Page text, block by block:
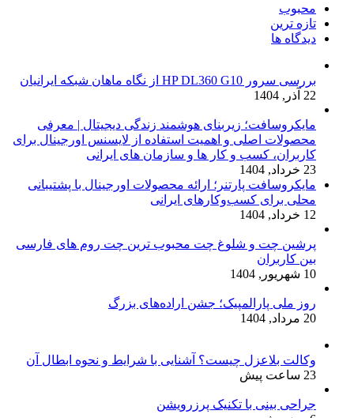
محبوب
تازه ترین
دیدگاه ها
بررسی سرور HP DL360 G10 از نگاه ماهان شبکه ایرانیان
22 آذر, 1404
مایکروسافت؛ زیربنای هوشمند زندگی دیجیتال | معرفی
محصولات اصلی و اهمیت استفاده از لایسنس اورجینال برای
کاربران، کسب و کار ها و سازمان های ایرانی
23 خرداد, 1404
مایکروسافت پارتنر؛ ارائه محصولات اورجینال با پشتیبانی
محلی برای کسب‌وکارهای ایرانی
12 خرداد, 1404
پرشین چت و شلوغ چت محبوب ترین چت روم های فارسی
بین کاربران
10 شهریور, 1404
روز ملی پارالمپیک؛ جشن اراده‌های بزرگ
20 مرداد, 1404
وکالت بلاعزل چیست؟ آشنایی با شرایط و نحوه ابطال آن
23 ساعت پیش
جراحی بینی با تکنیک پرزرویشن